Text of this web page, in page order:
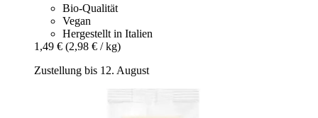
Bio-Qualität
Vegan
Hergestellt in Italien
1,49 € (2,98 € / kg)
Zustellung bis 12. August